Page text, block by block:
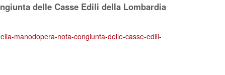
delle Casse Edili della Lombardia
manodopera-nota-congiunta-delle-casse-edili-